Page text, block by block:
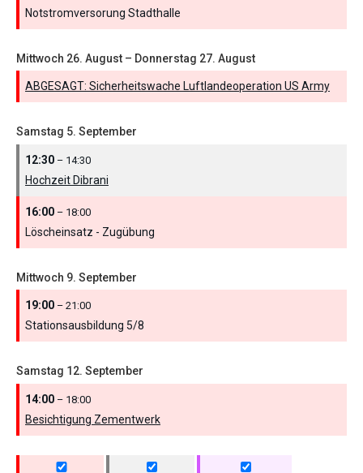
Notstromversorung Stadthalle
Mittwoch 26. August – Donnerstag 27. August
ABGESAGT: Sicherheitswache Luftlandeoperation US Army
Samstag 5. September
12:30 – 14:30
Hochzeit Dibrani
16:00 – 18:00
Löscheinsatz - Zugübung
Mittwoch 9. September
19:00 – 21:00
Stationsausbildung 5/8
Samstag 12. September
14:00 – 18:00
Besichtigung Zementwerk